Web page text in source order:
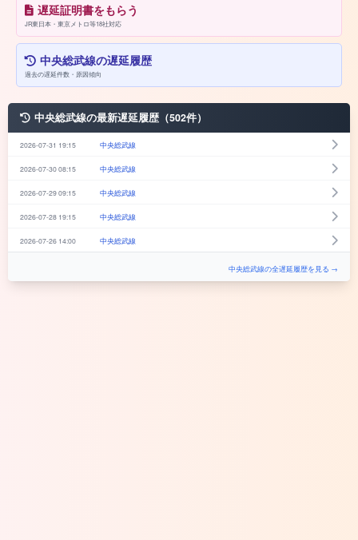
遅延証明書をもらう
JR東日本・東京メトロ等18社対応
中央総武線の遅延履歴
過去の遅延件数・原因傾向
中央総武線の最新遅延履歴（502件）
2026-07-31 19:15 中央総武線
2026-07-30 08:15 中央総武線
2026-07-29 09:15 中央総武線
2026-07-28 19:15 中央総武線
2026-07-26 14:00 中央総武線
中央総武線の全遅延履歴を見る →